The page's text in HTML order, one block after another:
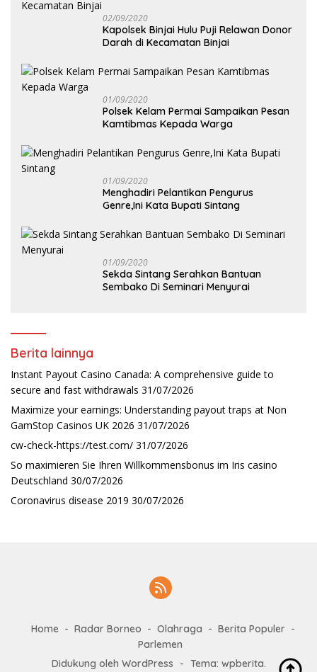
02/09/2020
Kapolsek Binjai Hulu Puji Relawan Donor
Darah di Kecamatan Binjai
01/09/2020
Polsek Kelam Permai Sampaikan Pesan
Kamtibmas Kepada Warga
01/09/2020
Menghadiri Pelantikan Pengurus
Genre,Ini Kata Bupati Sintang
01/09/2020
Sekda Sintang Serahkan Bantuan
Sembako Di Seminari Menyurai
Berita lainnya
Instant Payout Casino Canada: A comprehensive guide to
secure and fast withdrawals 31/07/2026
Maximize your earnings: Understanding payout traps at Non
GamStop Casinos UK 2026 31/07/2026
cw-check-https://test.com/ 31/07/2026
So maximieren Sie Ihren Willkommensbonus im Iris casino
Deutschland 30/07/2026
Coronavirus disease 2019 30/07/2026
Home Radar Borneo Olahraga
Berita Populer
Parlemen
Didukung oleh WordPress
- Tema: wpberita.